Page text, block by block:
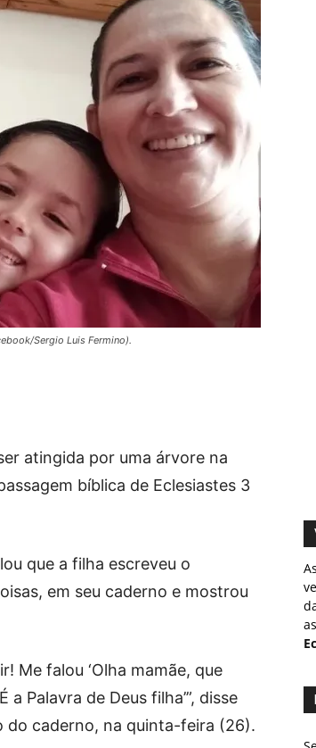
Sergio Luis Fermino).
atingida por uma árvore na
bíblica de Eclesiastes 3
que a filha escreveu o
em seu caderno e mostrou
Me falou ‘Olha mamãe, que
Palavra de Deus filha’”, disse
do caderno, na quinta-feira (26).